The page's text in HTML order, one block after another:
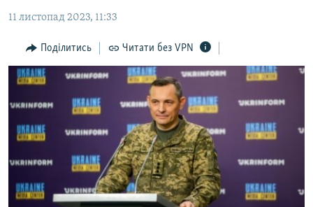
основної
Перейти
до
пошуку
БЛОГИ
ПОГЛЯД
ІНТЕРВ'Ю
ВСЕ ЗА ДЕНЬ
СПЕЦПРОЕКТИ
ВІДЕОУРОКИ «ELIFBE»
СВІДЧЕННЯ ОКУПАЦІЇ
ЯК ОБІЙТИ БЛОКУВАННЯ
Русский
11 листопад 2023, 11:33
Поділитись Читати без VPN